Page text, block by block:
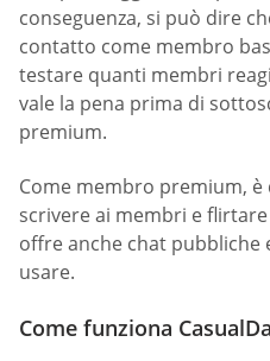
conseguenza, si può dire
contatto come membro
testare quanti membri
vale la pena prima di
premium.
Come membro premium,
scrivere ai membri e
offre anche chat pubbliche
usare.
Come funziona